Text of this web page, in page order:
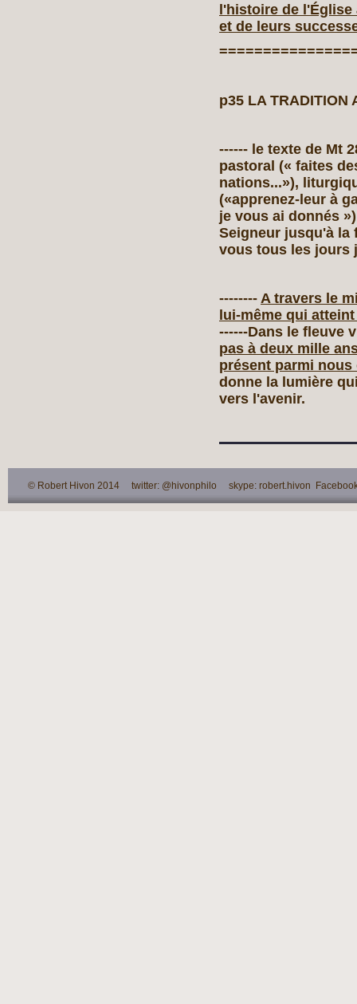
l'histoire de
et de leurs
p35 LA TRADITION
------ le texte de Mt
pastoral (« faites
nations...»),
(«apprenez‑leur à
je vous ai donnés
Seigneur jusqu'à la
vous tous les jours
-------- A travers le
lui‑même qui
------Dans le fleuve
pas à deux mille
présent parmi
donne la lumière
vers l'avenir.
© Robert Hivon 2014 twitter: @hivonphilo skype: robert.hivon